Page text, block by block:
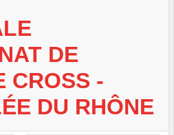
DE
CROSS -
DU RHÔNE